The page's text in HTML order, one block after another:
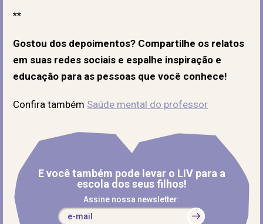
**
Gostou dos depoimentos? Compartilhe os relatos
em suas redes sociais e espalhe inspiração e
educação para as pessoas que você conhece!
Confira também Saúde mental do professor
E você também pode levar o LIV para a
escola dos seus filhos!
Assine nossa newsletter: